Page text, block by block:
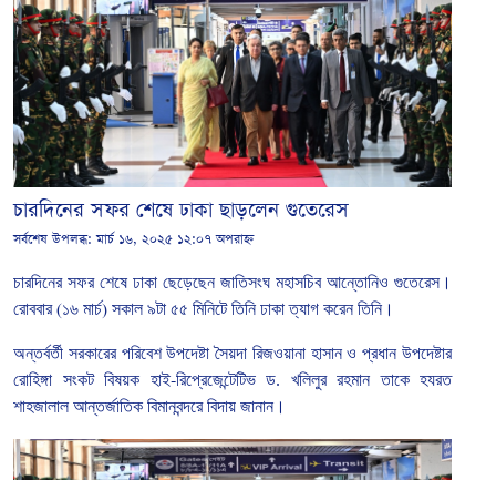
চারদিনের সফর শেষে ঢাকা ছাড়লেন গুতেরেস
সর্বশেষ উপলব্ধ:মার্চ ১৬, ২০২৫ ১২:০৭ অপরাহ্ন
চারদিনের সফর শেষে ঢাকা ছেড়েছেন জাতিসংঘ মহাসচিব আন্তোনিও গুতেরেস।
রোববার(১৬ মার্চ) সকাল ৯টা ৫৫ মিনিটে তিনি ঢাকা ত্যাগ করেন তিনি।
অন্তর্বর্তী সরকারের পরিবেশ উপদেষ্টা সৈয়দা রিজওয়ানা হাসান ও প্রধান উপদেষ্টার
রোহিঙ্গা সংকট বিষয়ক হাই-রিপ্রেজেন্টেটিভ ড. খলিলুর রহমান তাকে হযরত
শাহজালাল আন্তর্জাতিক বিমানবন্দরে বিদায় জানান।